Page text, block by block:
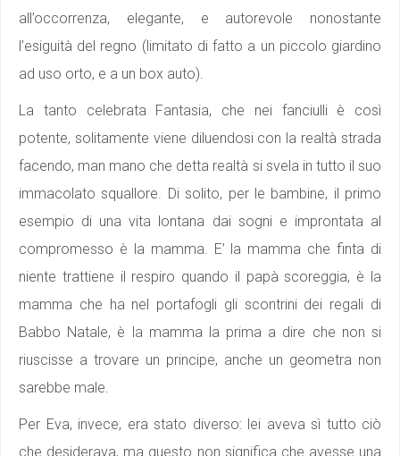
all’occorrenza, elegante, e autorevole nonostante
l’esiguità del regno (limitato di fatto a un piccolo giardino
ad uso orto, e a un box auto).
La tanto celebrata Fantasia, che nei fanciulli è così
potente, solitamente viene diluendosi con la realtà strada
facendo, man mano che detta realtà si svela in tutto il suo
immacolato squallore. Di solito, per le bambine, il primo
esempio di una vita lontana dai sogni e improntata al
compromesso è la mamma. E’ la mamma che finta di
niente trattiene il respiro quando il papà scoreggia, è la
mamma che ha nel portafogli gli scontrini dei regali di
Babbo Natale, è la mamma la prima a dire che non si
riuscisse a trovare un principe, anche un geometra non
sarebbe male.
Per Eva, invece, era stato diverso: lei aveva sì tutto ciò
che desiderava, ma questo non significa che avesse una